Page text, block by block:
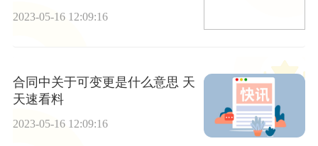
2023-05-16 12:09:16
合同中关于可变更是什么意思 天
天速看料
2023-05-16 12:09:16